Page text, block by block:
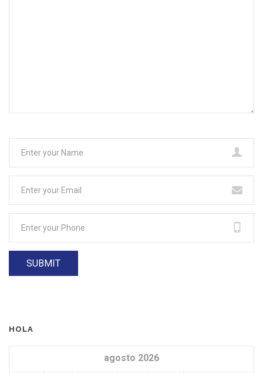
HOLA
agosto 2026